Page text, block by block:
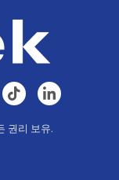
권리 보유.